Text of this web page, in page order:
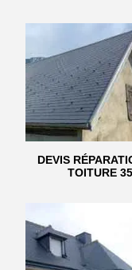
DEVIS
TOITURE 35